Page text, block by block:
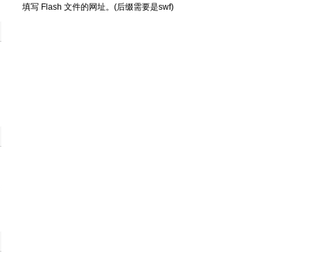
填写 Flash 文件的网址。(后缀需要是swf)